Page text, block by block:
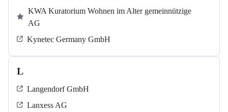
KWA Kuratorium Wohnen im Alter gemeinnützige
AG
Kynetec Germany GmbH
L
Langendorf GmbH
Lanxess AG